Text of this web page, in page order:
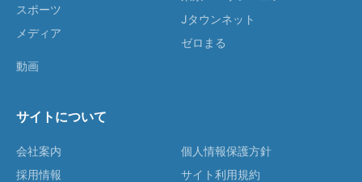
スポーツ
メディア
動画
Jタウンネット
ゼロまる
サイトについて
会社案内
採用情報
個人情報保護方針
サイト利用規約